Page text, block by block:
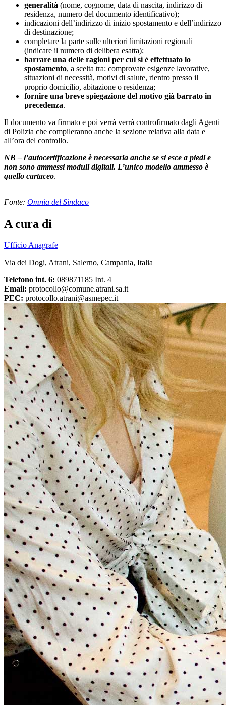
generalità (nome, cognome, data di nascita, indirizzo di
residenza, numero del documento identificativo);
indicazioni dell’indirizzo di inizio spostamento e dell’indirizzo
di destinazione;
completare la parte sulle ulteriori limitazioni regionali
(indicare il numero di delibera esatta);
barrare una delle ragioni per cui si è effettuato lo
spostamento, a scelta tra: comprovate esigenze lavorative,
situazioni di necessità, motivi di salute, rientro presso il
proprio domicilio, abitazione o residenza;
fornire una breve spiegazione del motivo già barrato in
precedenza.
Il documento va firmato e poi verrà verrà controfirmato dagli Agenti
di Polizia che compileranno anche la sezione relativa alla data e
all’ora del controllo.
NB – l’autocertificazione è necessaria anche se si esce a piedi e
non sono ammessi moduli digitali. L’unico modello ammesso è
quello cartaceo.
Fonte: Omnia del Sindaco
A cura di
Ufficio Anagrafe
Via dei Dogi, Atrani, Salerno, Campania, Italia
Telefono int. 6: 089871185 Int. 4
Email: protocollo@comune.atrani.sa.it
PEC: protocollo.atrani@asmepec.it